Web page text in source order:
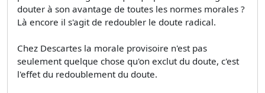
douter à son avantage de toutes les normes morales ?
Là encore il s'agit de redoubler le doute radical.
Chez Descartes la morale provisoire n'est pas
seulement quelque chose qu'on exclut du doute, c'est
l'effet du redoublement du doute.